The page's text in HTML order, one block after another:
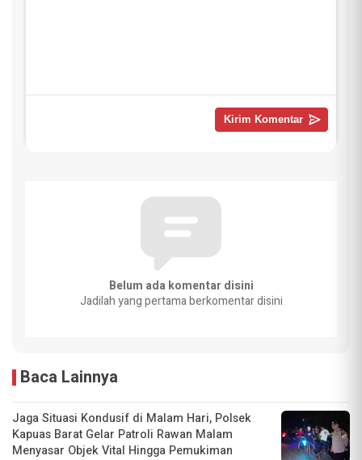
Belum ada komentar disini
Jadilah yang pertama berkomentar disini
Baca Lainnya
Jaga Situasi Kondusif di Malam Hari, Polsek
Kapuas Barat Gelar Patroli Rawan Malam
Menyasar Objek Vital Hingga Pemukiman